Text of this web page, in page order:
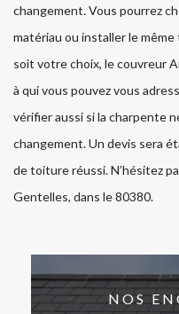
changement. Vous pourrez
matériau ou installer le
soit votre choix, le couvreur
à qui vous pouvez vous
vérifier aussi si la charpente
changement. Un devis sera
de toiture réussi. N’hésitez
Gentelles, dans le 80380.
NOS